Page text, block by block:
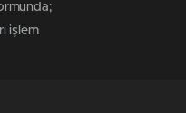
işlem